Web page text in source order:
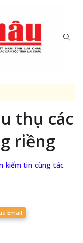
thụ các
riềng
kiếm tin cùng tác
Email